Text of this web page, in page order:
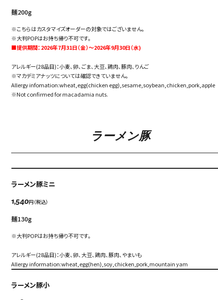
アクセス
ACCESS
Language
麺200g
※こちらはカスタマイズオーダーの対象ではございません。
※大判POPはお持ち帰り不可です。
■提供期間：2026年7月31日（金）～2026年9月30日（水)
アレルギー(28品目)：小麦、卵、ごま、大豆、鶏肉、豚肉、りんご
※マカデミアナッツについては確認できていません。
Allergy infomation:wheat,egg(chicken egg),sesame,soybean,chicken,pork,apple
※Not confirmed for macadamia nuts.
ラーメン豚
ラーメン豚ミニ
1,540円（税込）
麺130g
※大判POPはお持ち帰り不可です。
アレルギー(28品目)：小麦、卵、大豆、鶏肉、豚肉、やまいも
Allergy information:wheat,egg(hen),soy,chicken,pork,mountain yam
ラーメン豚小